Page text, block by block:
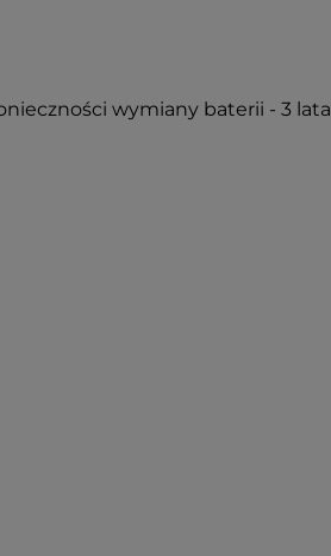
wymiany baterii - 3 lata